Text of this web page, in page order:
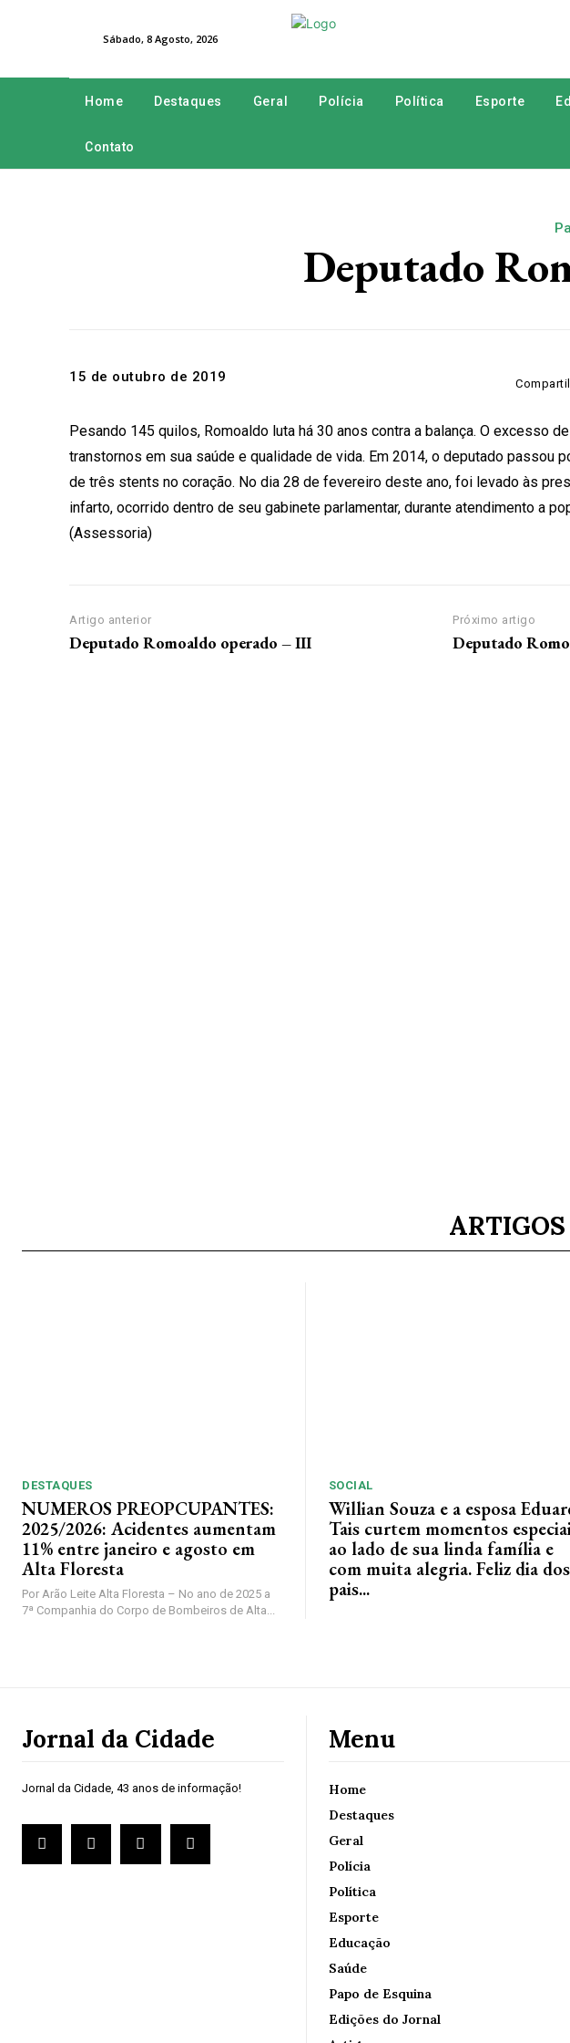
Sábado, 8 Agosto, 2026
Home Destaques Geral Polícia Política Esporte
Contato
Deputado
15 de outubro de 2019
Pesando 145 quilos, Romoaldo luta há 30 anos contra a balança. O excesso
transtornos em sua saúde e qualidade de vida. Em 2014, o deputado passou
de três stents no coração. No dia 28 de fevereiro deste ano, foi levado às
infarto, ocorrido dentro de seu gabinete parlamentar, durante atendimento a
(Assessoria)
Artigo anterior
Deputado Romoaldo operado – III
Próximo artigo
Deputado
DESTAQUES
NUMEROS PREOPCUPANTES:
2025/2026: Acidentes aumentam
11% entre janeiro e agosto em
Alta Floresta
Por Arão Leite Alta Floresta – No ano de 2025 a
7ª Companhia do Corpo de Bombeiros de Alta...
SOCIAL
Willian Souza e a esposa
Tais curtem momentos
ao lado de sua linda família e
com muita alegria. Feliz dia dos
pais...
Jornal da Cidade
Jornal da Cidade, 43 anos de informação!
Menu
Home
Destaques
Geral
Polícia
Política
Esporte
Educação
Saúde
Papo de Esquina
Edições do Jornal